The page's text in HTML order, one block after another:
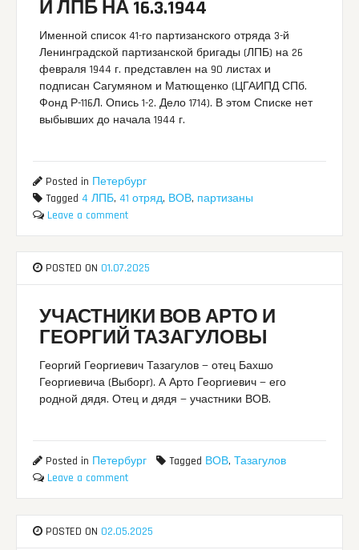
Й ЛПБ НА 16.3.1944
Именной список 41-го партизанского отряда 3-й
Ленинградской партизанской бригады (ЛПБ) на 26
февраля 1944 г. представлен на 90 листах и
подписан Сагумяном и Матющенко (ЦГАИПД СПб.
Фонд Р-116Л. Опись 1-2. Дело 1714). В этом Списке нет
выбывших до начала 1944 г.
Posted in Петербург
Tagged4 ЛПБ,41 отряд, ВОВ, партизаны
Leave a comment
POSTED ON 01.07.2025
УЧАСТНИКИ ВОВ АРТО И
ГЕОРГИЙ ТАЗАГУЛОВЫ
Георгий Георгиевич Тазагулов — отец Бахшо
Георгиевича (Выборг). А Арто Георгиевич — его
родной дядя. Отец и дядя — участники ВОВ.
Posted in Петербург Tagged ВОВ,Тазагулов
Leave a comment
POSTED ON 02.05.2025